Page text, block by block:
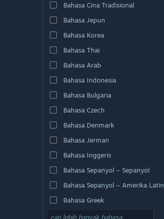
Bahasa Cina Tradisional
Bahasa Jepun
Bahasa Korea
Bahasa Thai
Bahasa Arab
Bahasa Indonesia
Bahasa Bulgaria
Bahasa Czech
Bahasa Denmark
Bahasa Jerman
Bahasa Inggeris
Bahasa Sepanyol – Sepanyol
Bahasa Sepanyol – Amerika Latin
Bahasa Greek